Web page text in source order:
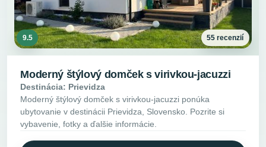
9.5 55 recenzií
Moderný štýlový domček s virivkou-jacuzzi
Destinácia: Prievidza
Moderný štýlový domček s virivkou-jacuzzi ponúka
ubytovanie v destinácii Prievidza, Slovensko. Pozrite si
vybavenie, fotky a ďalšie informácie.